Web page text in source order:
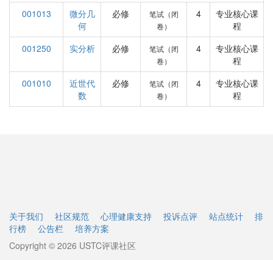
001013
微分几
何
必修
笔试（闭
卷）
4
专业核心课
程
001250
实分析 必修
笔试（闭
卷）
4
专业核心课
程
001010
近世代
数
必修
笔试（闭
卷）
4
专业核心课
程
关于我们 社区规范 心理健康支持 投诉点评 站点统计
排
行榜
公告栏
培养方案
Copyright © 2026 USTC评课社区